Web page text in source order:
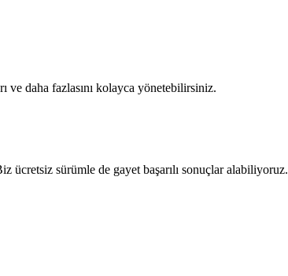
ve daha fazlasını kolayca yönetebilirsiniz.
ücretsiz sürümle de gayet başarılı sonuçlar alabiliyoruz.